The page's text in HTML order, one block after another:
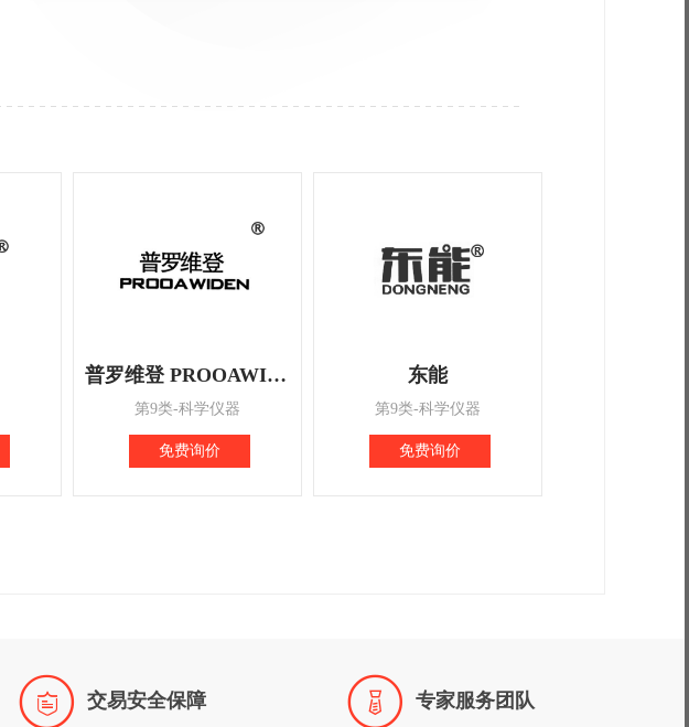
普罗维登 PROOAWIDEN
第9类-科学仪器
免费询价
东能
第9类-科学仪器
免费询价
 交易安全保障  专家服务团队